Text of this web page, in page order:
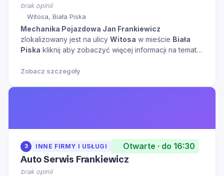
brak opinii
Witosa, Biała Piska
Mechanika Pojazdowa Jan Frankiewicz
zlokalizowany jest na ulicy Witosa w mieście Biała
Piska kliknij aby zobaczyć więcej informacji na temat
Zobacz szczegóły
3 INNE FIRMY I USŁUGI Otwarte · do 16:30
Auto Serwis Frankiewicz
brak opinii